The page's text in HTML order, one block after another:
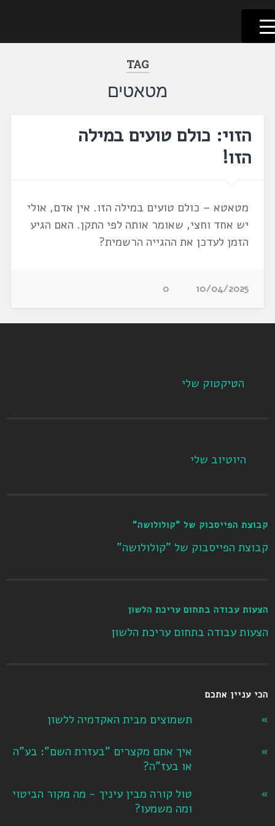
דלג
לתוכן
לשוניאדה
עברית. לשון. שפה
TAG
מטאטים
הזוי: כולם טועים במילה
הזו!
מטאטא – כולם טועים במילה הזו. אין אדם, אולי
יש אחד וחצי, שאומר אותה לפי התקן. האם הגיע
הזמן לעדכן את ההגייה הרשמית?
10/04/2025
0
הטיקטוק שלי
היוטיוב שלי
קבוצת הפייסבוק של "קולולושה"
קבוצת הפייסבוק של "קולולושה"
הצעות עבודה בתחום עריכת הלשון
הצעות עבודה בתחום עריכת הלשון
הכי עניין אתכם
תשמוצים מבית האקדמיה ללשון
איך אתם מקצרים "בעזרת השם": בע"ה
או בעז"ה?
טול קורה מבין עיניך - מה מקור הביטוי
ומה משמעו?